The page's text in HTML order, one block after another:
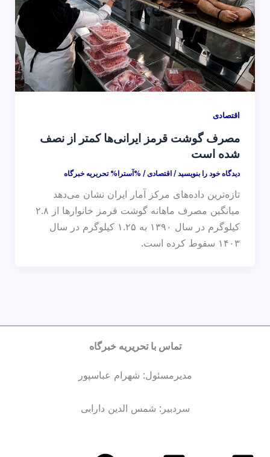
اقتصادی
مصرف گوشت قرمز ایرانی‌ها کمتر از نصف
شده است
دیدگاه‌ خود را بنویسید / اقتصادی/ %آسترا% تحریریه خبرگاه
تازه‌ترین داده‌های مرکز آمار ایران نشان می‌دهد
میانگین مصرف ماهانه گوشت قرمز خانوارها از ۲.۸
کیلوگرم در سال ۱۳۹۰ به ۱.۲۵ کیلوگرم در سال
۱۴۰۳ سقوط کرده است.
تماس با تحریریه خبرگاه
مدیرمسئول: شهرام عباسپور
سردبیر: شمس الدین دارابی